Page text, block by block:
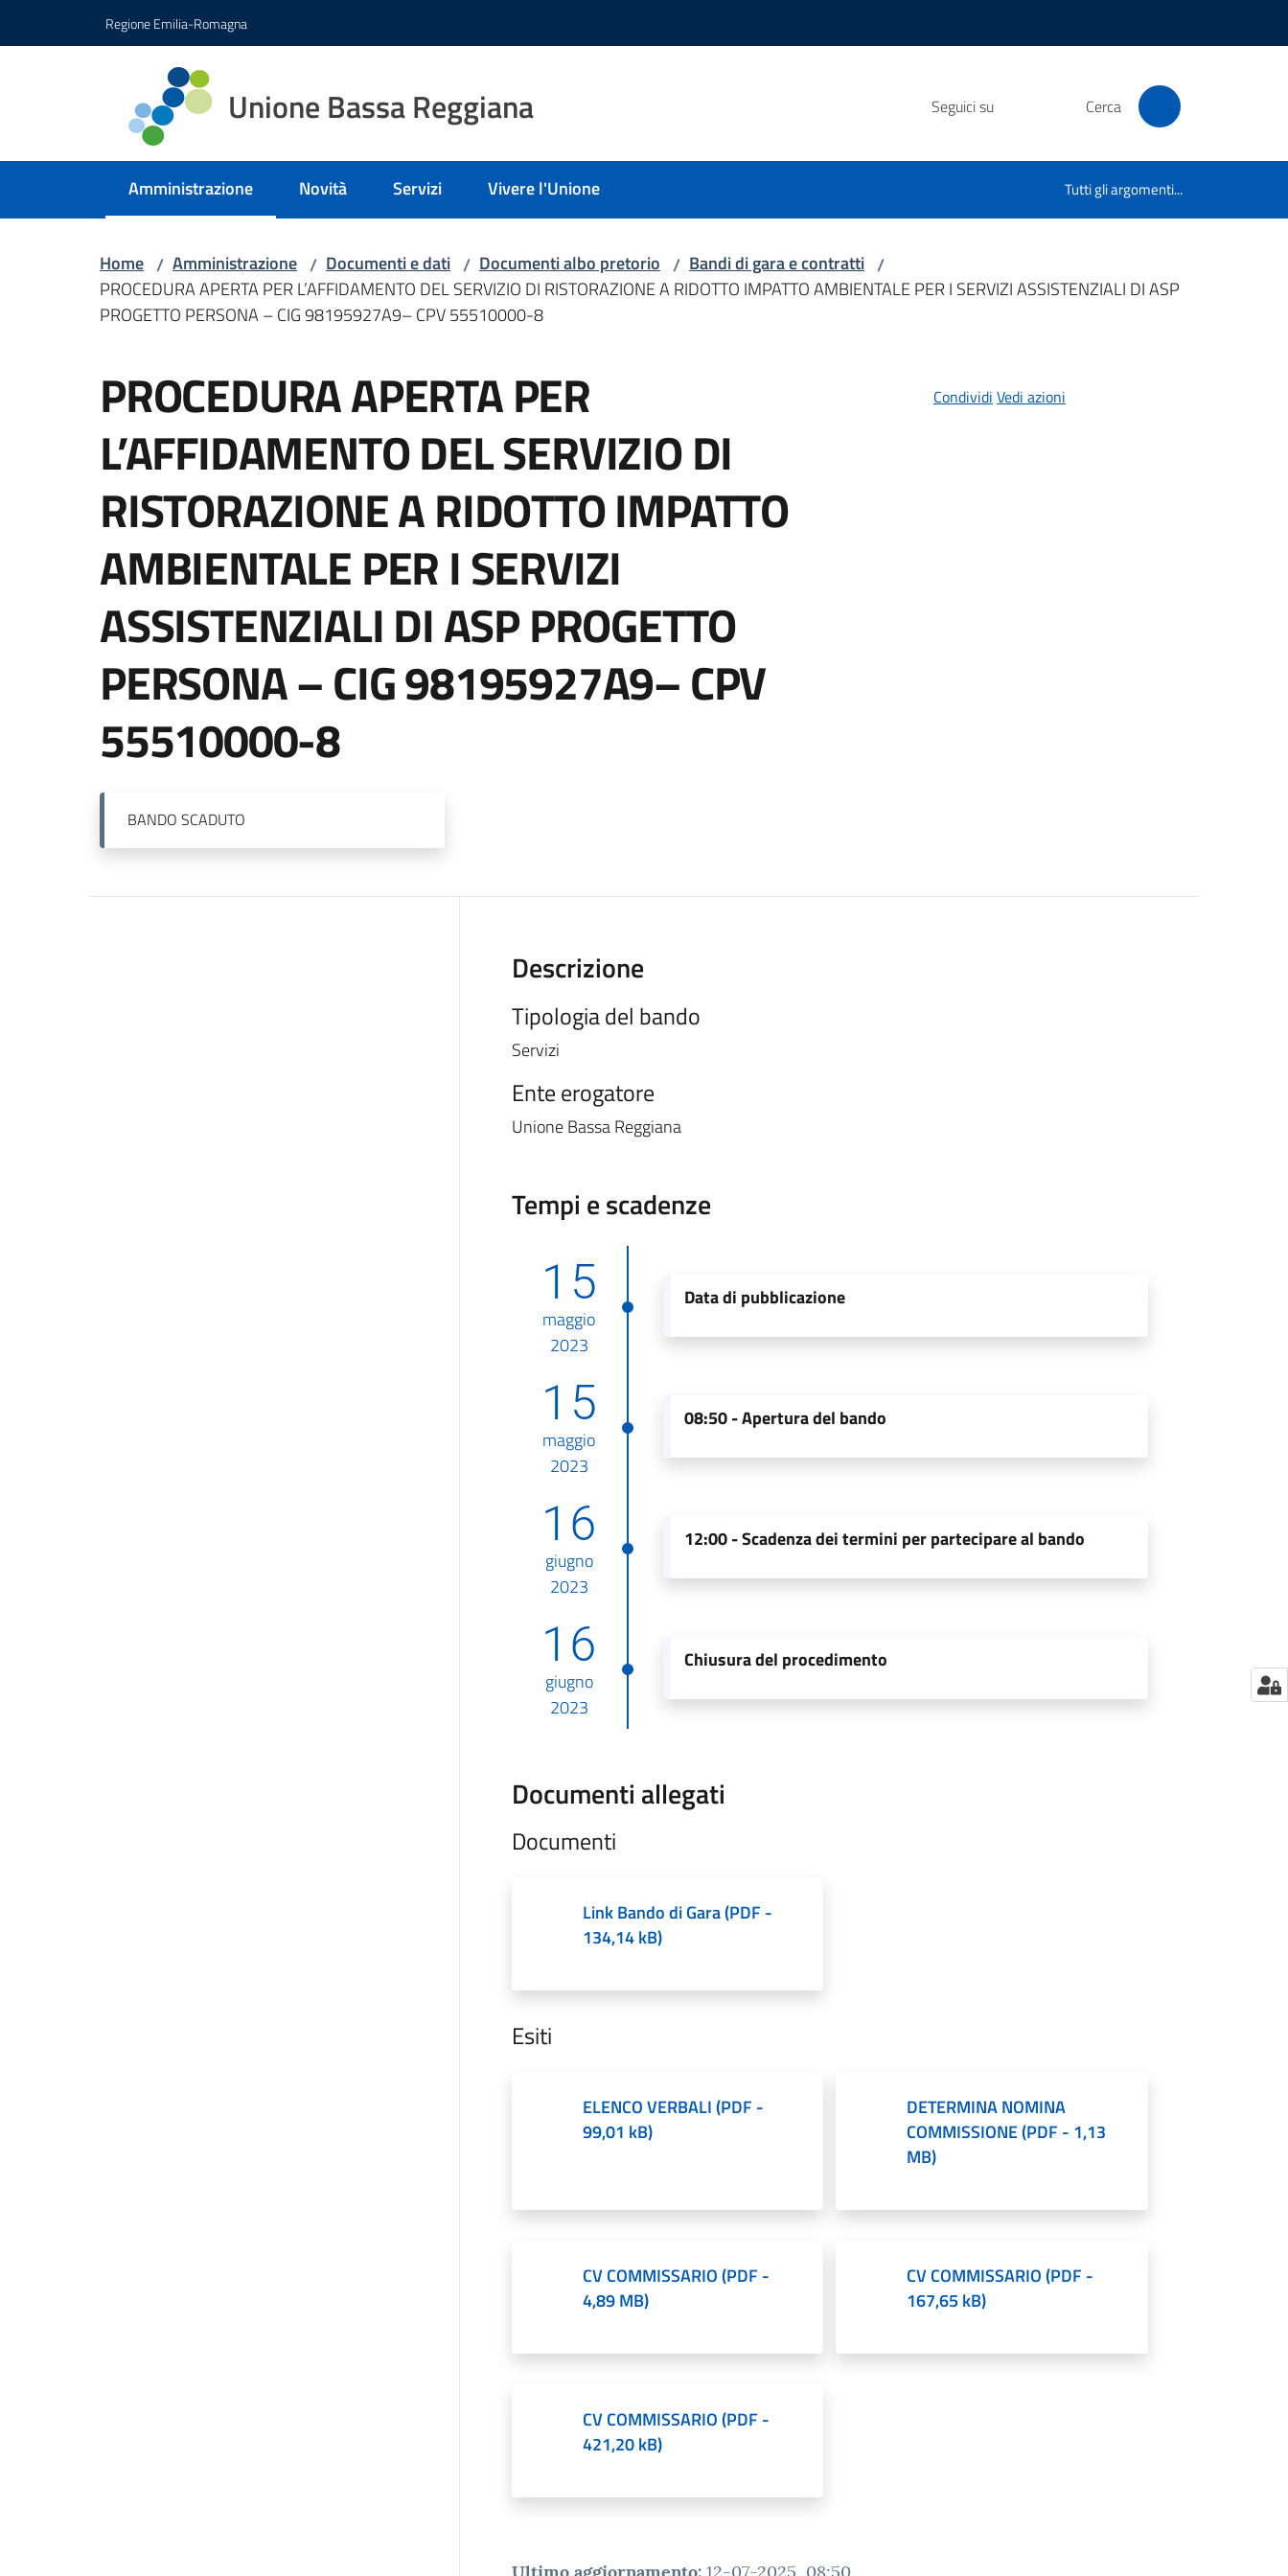
Regione Emilia-Romagna
Unione Bassa Reggiana Seguici su Cerca
Amministrazione
Menu selezionato Novità Servizi Vivere l'Unione Tutti gli argomenti...
Home / Amministrazione / Documenti e dati / Documenti albo pretorio / Bandi di gara e contratti /
PROCEDURA APERTA PER L’AFFIDAMENTO DEL SERVIZIO DI RISTORAZIONE A RIDOTTO IMPATTO AMBIENTALE PER I SERVIZI ASSISTENZIALI DI ASP
PROGETTO PERSONA – CIG 98195927A9– CPV 55510000-8
PROCEDURA APERTA PER
L’AFFIDAMENTO DEL SERVIZIO DI
RISTORAZIONE A RIDOTTO IMPATTO
AMBIENTALE PER I SERVIZI
ASSISTENZIALI DI ASP PROGETTO
PERSONA – CIG 98195927A9– CPV
55510000-8
BANDO SCADUTO
Condividi Vedi azioni
Descrizione
Tipologia del bando
Servizi
Ente erogatore
Unione Bassa Reggiana
Tempi e scadenze
15
maggio
2023
Data di pubblicazione
15
maggio
2023
08:50 -Apertura del bando
16
giugno
2023
12:00 -Scadenza dei termini per partecipare al bando
16
giugno
2023
Chiusura del procedimento
Documenti allegati
Documenti
Link Bando di Gara(PDF -
134,14 kB)
Esiti
ELENCO VERBALI(PDF -
99,01 kB)
DETERMINA NOMINA
COMMISSIONE(PDF - 1,13
MB)
CV COMMISSARIO(PDF -
4,89 MB)
CV COMMISSARIO(PDF -
167,65 kB)
CV COMMISSARIO(PDF -
421,20 kB)